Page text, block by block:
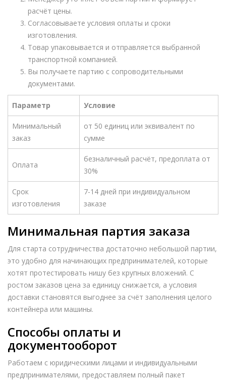
расчёт цены.
Согласовываете условия оплаты и сроки
изготовления.
Товар упаковывается и отправляется выбранной
транспортной компанией.
Вы получаете партию с сопроводительными
документами.
Параметр Условие
Минимальный
заказ
от 50 единиц или эквивалент по
сумме
Оплата
безналичный расчёт, предоплата от
30%
Срок
изготовления
7-14 дней при индивидуальном
заказе
Минимальная партия заказа
Для старта сотрудничества достаточно небольшой партии,
это удобно для начинающих предпринимателей, которые
хотят протестировать нишу без крупных вложений. С
ростом заказов цена за единицу снижается, а условия
доставки становятся выгоднее за счёт заполнения целого
контейнера или машины.
Способы оплаты и
документооборот
Работаем с юридическими лицами и индивидуальными
предпринимателями, предоставляем полный пакет